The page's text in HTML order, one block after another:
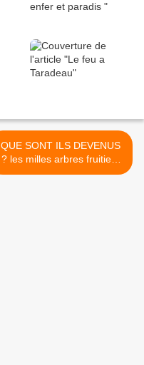
QUE SONT ILS DEVENUS
? les milles arbres fruitiers
de 2000? >